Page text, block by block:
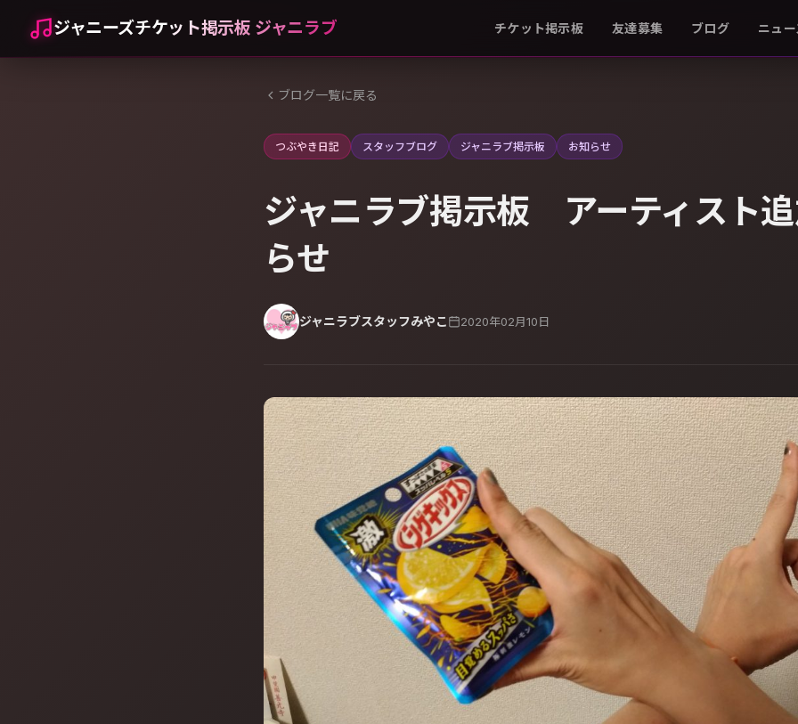
ジャニーズチケット掲示板 ジャニラブ チケット掲示板 友達募集 ブログ ニュ
ブログ一覧に戻る
つぶやき日記 スタッフブログ ジャニラブ掲示板 お知らせ
ジャニラブ掲示板 アーティスト
らせ
ジャニラブスタッフみやこ 2020年02月10日